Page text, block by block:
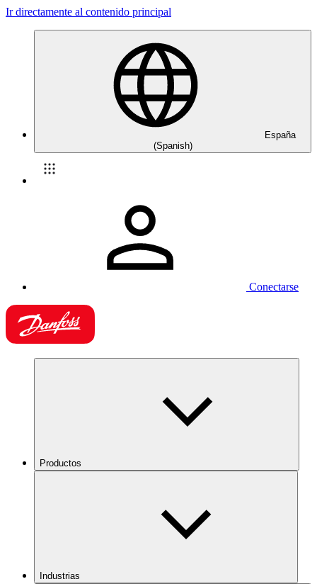
Ir directamente al contenido principal
España
(Spanish)
Conectarse
Productos
Industrias